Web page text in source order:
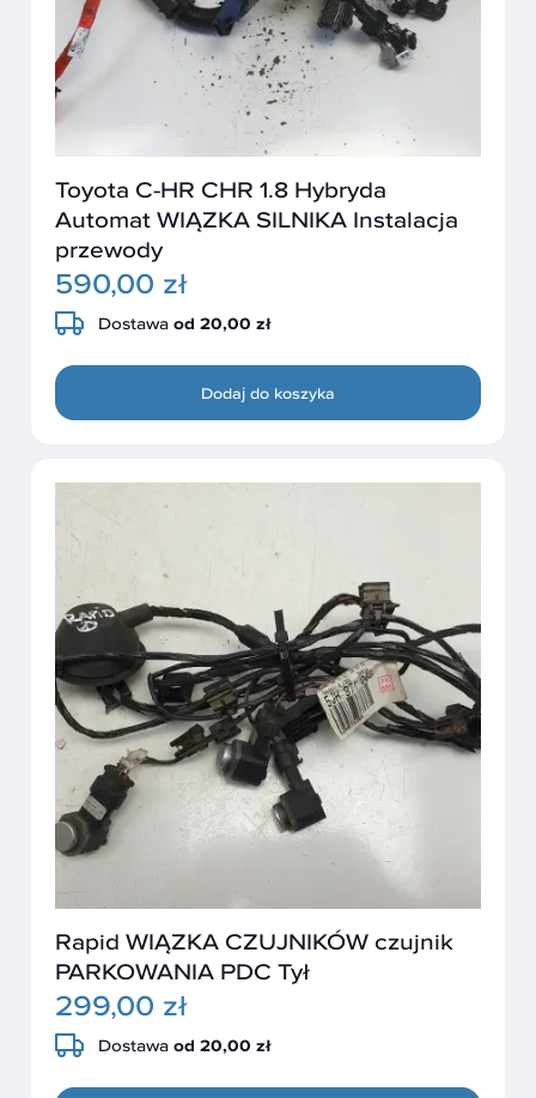
Toyota C-HR CHR 1.8 Hybryda
Automat WIĄZKA SILNIKA Instalacja
przewody
590,00 zł
Dostawa od 20,00 zł
Dodaj do koszyka
Rapid WIĄZKA CZUJNIKÓW czujnik
PARKOWANIA PDC Tył
299,00 zł
Dostawa od 20,00 zł